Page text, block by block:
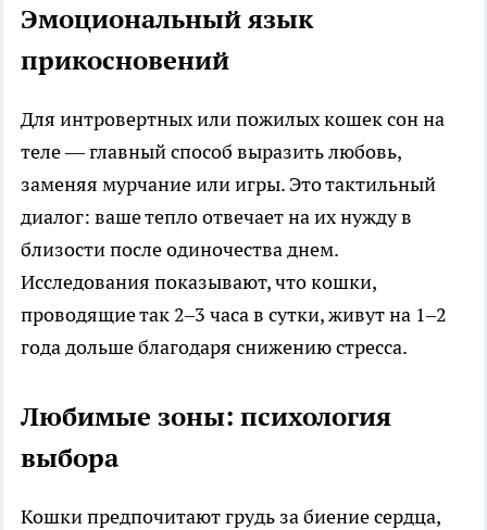
Эмоциональный язык
прикосновений
Для интровертных или пожилых кошек сон на
теле — главный способ выразить любовь,
заменяя мурчание или игры. Это тактильный
диалог: ваше тепло отвечает на их нужду в
близости после одиночества днем.
Исследования показывают, что кошки,
проводящие так 2–3 часа в сутки, живут на 1–2
года дольше благодаря снижению стресса.
Любимые зоны: психология
выбора
Кошки предпочитают грудь за биение сердца,